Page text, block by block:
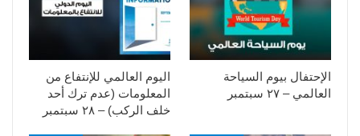
اليوم العالمي للإنتفاع من
المعلومات (عدم ترك أحد
خلف الركب) – ٢٨ سبتمبر
الإحتفال بيوم السياحة
العالمي – ٢٧ سبتمبر